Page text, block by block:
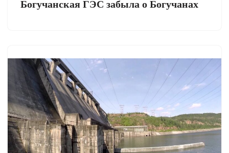
Богучанская ГЭС забыла о Богучанах